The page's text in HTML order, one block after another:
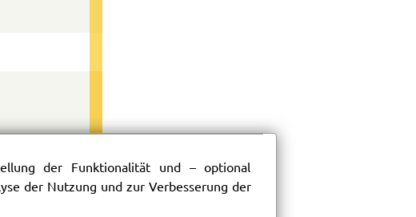
der Funktionalität und – optional
der Nutzung und zur Verbesserung der